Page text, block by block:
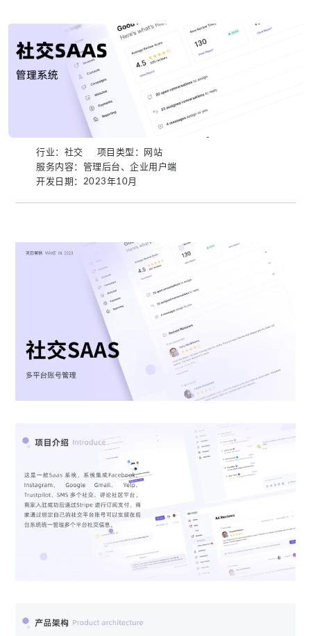
行业：社交
项目类型：网站
服务内容：管理后台、企业用户端
开发日期：2023年10月